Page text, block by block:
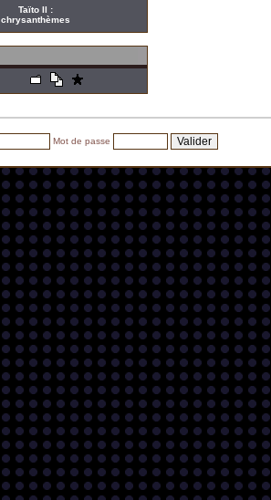
Taïto II :
chrysanthèmes
Mot de passe